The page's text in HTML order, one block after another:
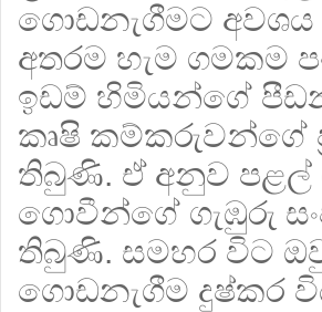
ගොඩනැගීමට අවශය
අතරම හැම ගමකම
ඉඩම් හිමියන්ගේ
කෘෂි කම්කරුවන්ගේ
තිබුණි. ඒ අනුව පළල්
ගොවීන්ගේ ගැඹුරු
තිබුණි. සමහර විට
ගොඩනැගීම දුෂ්කර